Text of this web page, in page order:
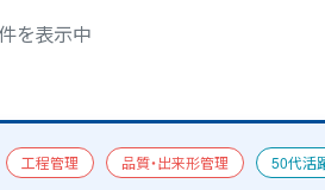
を表示中
工程管理 品質・出来形管理 50代活